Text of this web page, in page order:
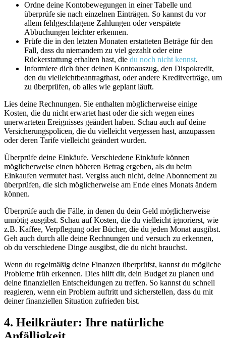
Ordne deine Kontobewegungen in einer Tabelle und
überprüfe sie nach einzelnen Einträgen. So kannst du vor
allem fehlgeschlagene Zahlungen oder verspätete
Abbuchungen leichter erkennen.
Prüfe die in den letzten Monaten erstatteten Beträge für den
Fall, dass du niemandem zu viel gezahlt oder eine
Rückerstattung erhalten hast, die du noch nicht kennst.
Informiere dich über deinen Kontoauszug, den Dispokredit,
den du vielleichtbeantragthast, oder andere Kreditverträge, um
zu überprüfen, ob alles wie geplant läuft.
Lies deine Rechnungen. Sie enthalten möglicherweise einige
Kosten, die du nicht erwartet hast oder die sich wegen eines
unerwarteten Ereignisses geändert haben. Schau auch auf deine
Versicherungspolicen, die du vielleicht vergessen hast, anzupassen
oder deren Tarife vielleicht geändert wurden.
Überprüfe deine Einkäufe. Verschiedene Einkäufe können
möglicherweise einen höheren Betrag ergeben, als du beim
Einkaufen vermutet hast. Vergiss auch nicht, deine Abonnement zu
überprüfen, die sich möglicherweise am Ende eines Monats ändern
können.
Überprüfe auch die Fälle, in denen du dein Geld möglicherweise
unnötig ausgibst. Schau auf Kosten, die du vielleicht ignorierst, wie
z.B. Kaffee, Verpflegung oder Bücher, die du jeden Monat ausgibst.
Geh auch durch alle deine Rechnungen und versuch zu erkennen,
ob du verschiedene Dinge ausgibst, die du nicht brauchst.
Wenn du regelmäßig deine Finanzen überprüfst, kannst du mögliche
Probleme früh erkennen. Dies hilft dir, dein Budget zu planen und
deine finanziellen Entscheidungen zu treffen. So kannst du schnell
reagieren, wenn ein Problem auftritt und sicherstellen, dass du mit
deiner finanziellen Situation zufrieden bist.
4. Heilkräuter: Ihre natürliche